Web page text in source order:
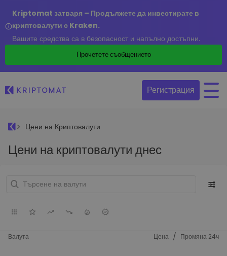
Kriptomat затваря – Продължете да инвестирате в
криптовалути с Kraken.
Вашите средства са в безопасност и напълно достъпни.
Прочетете съобщението
Регистрация
Цени на Криптовалути
Цени на криптовалути днес
Валута Цена / Промяна 24ч